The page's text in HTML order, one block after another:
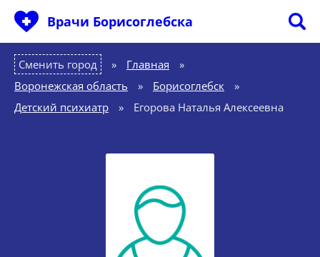
Врачи Борисоглебска
Сменить город Главная
»
Воронежская область
» Борисоглебск
»
Детский психиатр
» Егорова Наталья Алексеевна